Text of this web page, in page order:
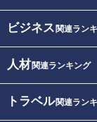
ビジネス 関連ラン
人材関連ランキング
トラベル関連ラン